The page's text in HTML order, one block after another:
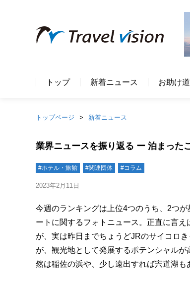
トップ 新着ニュース お助け
トップページ 新着ニュース
業界ニュースを振り返る ー 泊まった
#ホテル・旅館 #関連団体 #コラム
2023年2月11日
今週のランキングは上位4つのうち、2つ
ートに関するフォトニュース。正直に言
が、実は昨日までちょうどJRのサイコロ
が、観光地として発展するポテンシャル
然は稲佐の浜や、少し遠出すれば宍道湖